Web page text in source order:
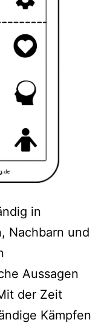
in
Nachbarn und
Aussagen
der Zeit
Kämpfen